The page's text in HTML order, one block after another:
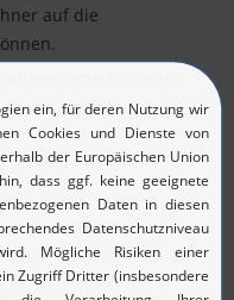
auf die
Sofortüberblick
Unternehmen;
Software fliegt
und Software-
PCs werden durch
Einstellung in